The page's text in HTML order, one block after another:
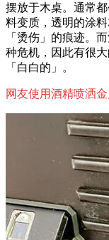
摆放于木桌。通常
料变质，透明的涂
「烫伤」的痕迹。
种危机，因此有很
「白白的」。
网友使用酒精喷洒